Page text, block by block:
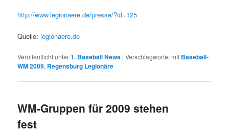
http://www.legionaere.de/presse/?id=125
Quelle:legionaere.de
Veröffentlicht unter1. Baseball News |Verschlagwortet mit Baseball-
WM 2009, Regensburg Legionäre
WM-Gruppen für 2009 stehen
fest